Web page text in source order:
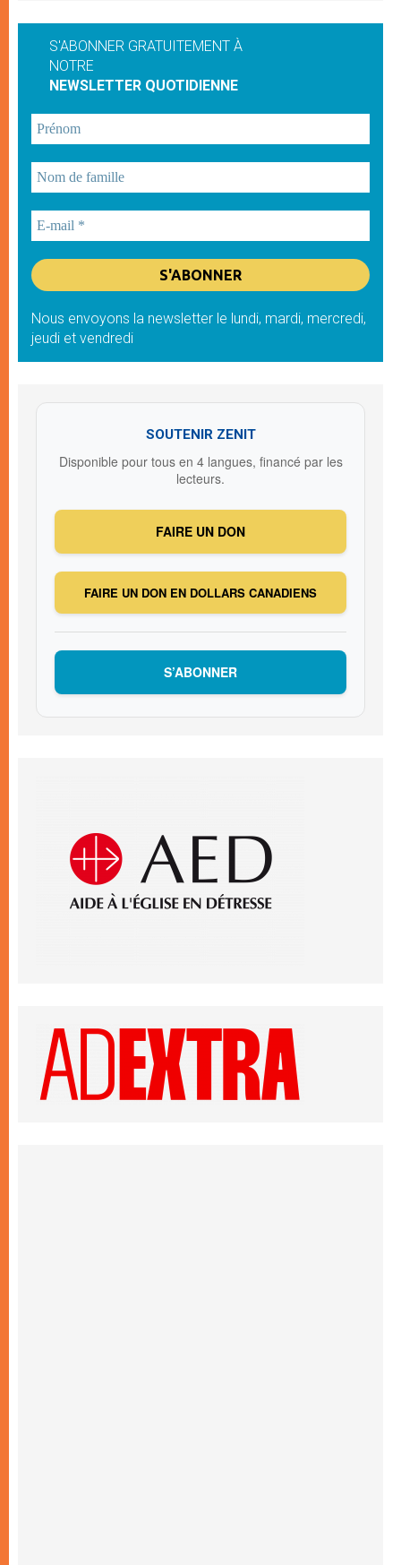
S'ABONNER GRATUITEMENT À
NOTRE
NEWSLETTER QUOTIDIENNE
Nous envoyons la newsletter le lundi, mardi, mercredi,
jeudi et vendredi
SOUTENIR ZENIT
Disponible pour tous en 4 langues, financé par les
lecteurs.
FAIRE UN DON
FAIRE UN DON EN DOLLARS CANADIENS
S’ABONNER